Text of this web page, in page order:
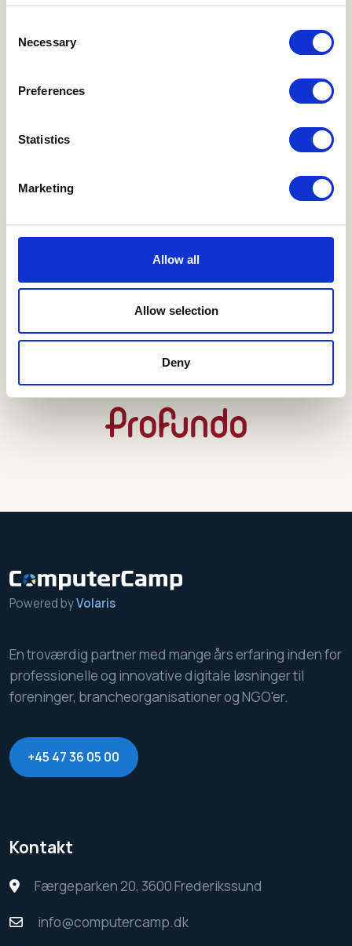
Selection
Necessary
Preferences
Statistics
Marketing
Allow all
Allow selection
Deny
Vi samarbejder med
Powered byVolaris
En troværdig partner med mange års erfaring inden for
professionelle og innovative digitale løsninger til
foreninger, brancheorganisationer og NGO'er.
+45 47 36 05 00
Kontakt
Færgeparken 20, 3600 Frederikssund
info@computercamp.dk